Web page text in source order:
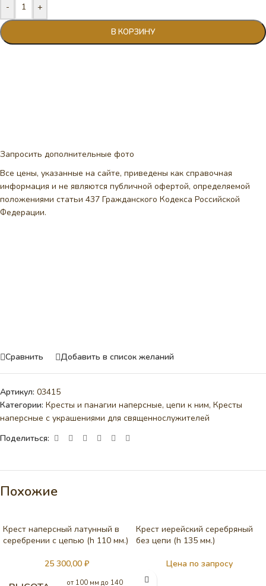
- +
В КОРЗИНУ
Запросить дополнительные фото
Все цены, указанные на сайте, приведены как справочная
информация и не являются публичной офертой, определяемой
положениями статьи 437 Гражданского Кодекса Российской
Федерации.
Сравнить Добавить в список желаний
Артикул: 03415
Категории: Кресты и панагии наперсные, цепи к ним, Кресты
наперсные с украшениями для священнослужителей
Поделиться:
Похожие
Крест наперсный латунный в
серебрении c цепью (h 110 мм.)
25 300,00 ₽
от 100 мм до 140
Крест иерейский серебряный
без цепи (h 135 мм.)
Цена по запросу